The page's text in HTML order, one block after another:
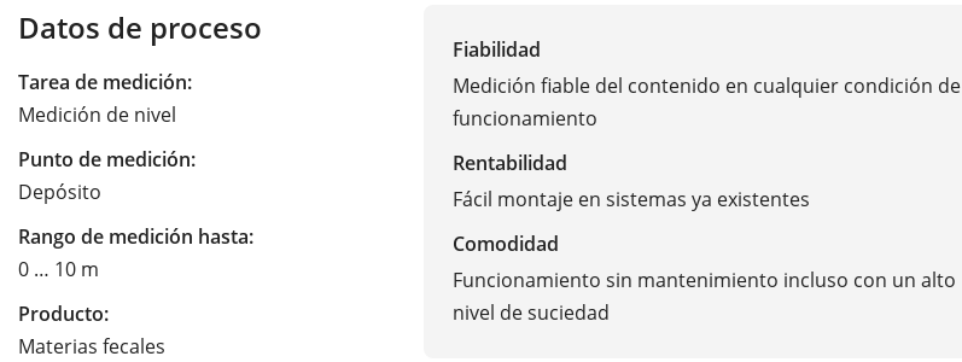
Datos de proceso
Tarea de medición:
Medición de nivel
Punto de medición:
Depósito
Rango de medición hasta:
0 … 10 m
Producto:
Materias fecales
Fiabilidad
Medición fiable del contenido en cualquier condición de
funcionamiento
Rentabilidad
Fácil montaje en sistemas ya existentes
Comodidad
Funcionamiento sin mantenimiento incluso con un alto
nivel de suciedad